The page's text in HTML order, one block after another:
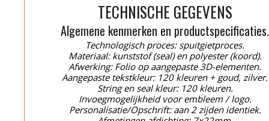
TECHNISCHE GEGEVENS
Algemene kenmerken en productspecificaties.
Technologisch proces: spuitgietproces.
Materiaal: kunststof (seal) en polyester (koord).
Afwerking: Folio op aangepaste 3D-elementen.
Aangepaste tekstkleur: 120 kleuren + goud, zilver.
String en seal kleur: 120 kleuren.
Invoegmogelijkheid voor embleem / logo.
Personalisatie/Opschrift: aan 2 zijden identiek.